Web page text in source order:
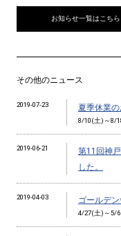
お知らせ一覧はこちら
その他のニュース
2019-07-23 夏季休業
8/10(土)～8/
2019-06-21
第11回神
した。
2019-04-03 ゴールデ
4/27(土)～5/